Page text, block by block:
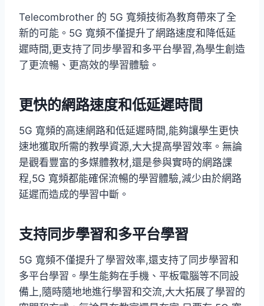
Telecombrother 的 5G 寬頻技術為教育帶來了全
新的可能。5G 寬頻不僅提升了網路速度和降低延
遲時間,更支持了同步學習和多平台學習,為學生創造
了更流暢、更高效的學習體驗。
更快的網路速度和低延遲時間
5G 寬頻的高速網路和低延遲時間,能夠讓學生更快
速地獲取所需的教學資源,大大提高學習效率。無論
是觀看豐富的多媒體教材,還是參與實時的網路課
程,5G 寬頻都能確保流暢的學習體驗,減少由於網路
延遲而造成的學習中斷。
支持同步學習和多平台學習
5G 寬頻不僅提升了學習效率,還支持了同步學習和
多平台學習。學生能夠在手機、平板電腦等不同設
備上,隨時隨地地進行學習和交流,大大拓展了學習的